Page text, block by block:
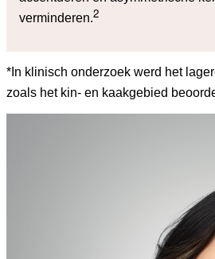
verminderen.2
*In klinisch onderzoek werd het
zoals het kin- en kaakgebied